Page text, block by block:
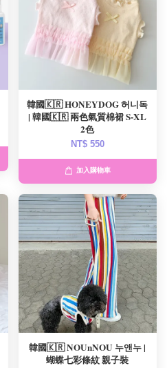
韓國🇰🇷 HONEYDOG 허니독
| 韓國🇰🇷 兩色氣質棉裙 S-XL
2色
NT$ 550
加入購物車
韓國🇰🇷 NOUnNOU 누앤누 |
蝴蝶七彩條紋 親子裝